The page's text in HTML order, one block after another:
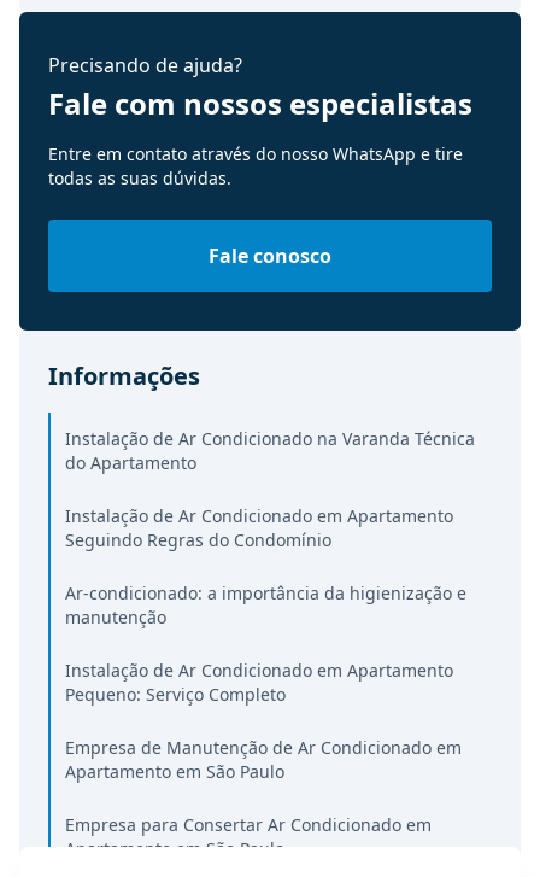
Precisando de ajuda?
Fale com nossos especialistas
Entre em contato através do nosso WhatsApp e tire
todas as suas dúvidas.
Fale conosco
Informações
Instalação de Ar Condicionado na Varanda Técnica
do Apartamento
Instalação de Ar Condicionado em Apartamento
Seguindo Regras do Condomínio
Ar-condicionado: a importância da higienização e
manutenção
Instalação de Ar Condicionado em Apartamento
Pequeno: Serviço Completo
Empresa de Manutenção de Ar Condicionado em
Apartamento em São Paulo
Empresa para Consertar Ar Condicionado em
Apartamento em São Paulo